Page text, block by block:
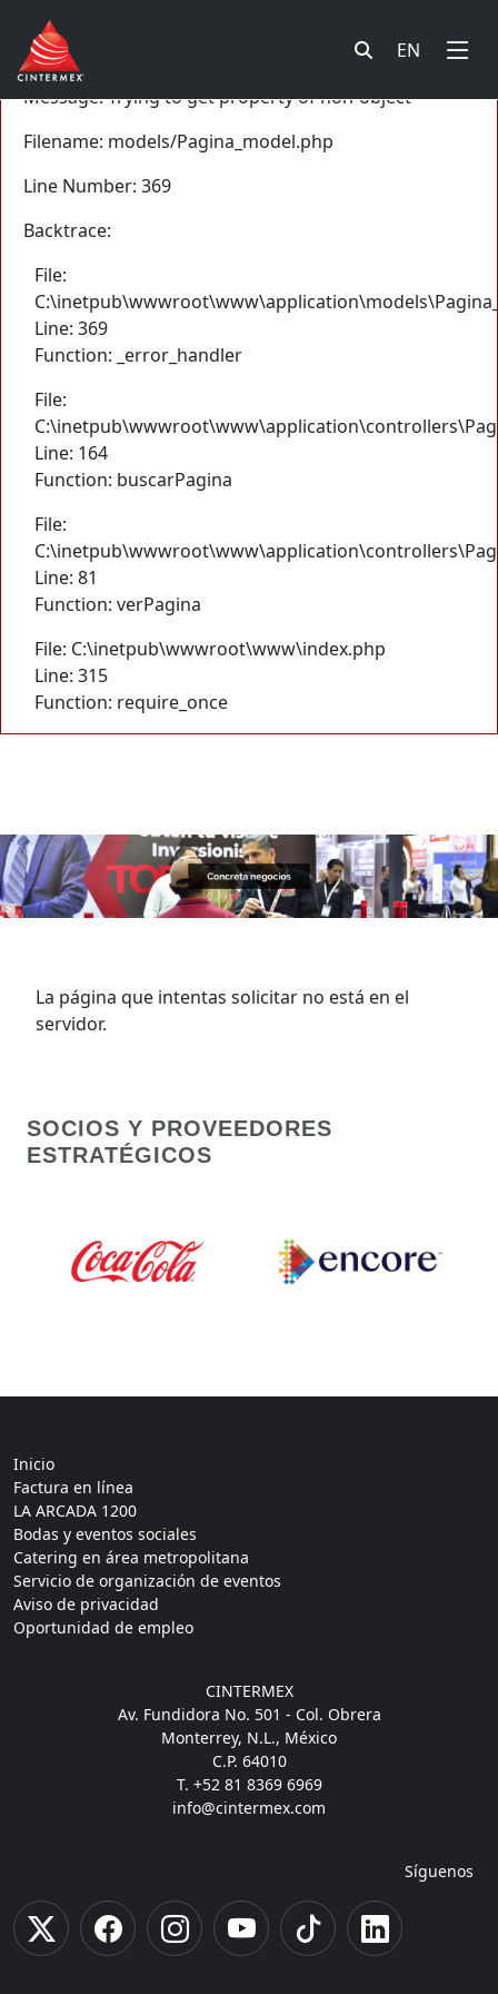
A PHP Error was encountered
Severity: Notice
Message: Trying to get property of non-object
Filename: models/Pagina_model.php
Line Number: 369
Backtrace:
File:
Line: 369
Function: _error_handler
File:
Line: 164
Function: buscarPagina
File:
Line: 81
Function: verPagina
File: C:\inetpub\wwwroot\www\index.php
Line: 315
Function: require_once
EN
La página que intentas solicitar no está en el
servidor.
SOCIOS Y PROVEEDORES
ESTRATÉGICOS
Inicio
Factura en línea
LA ARCADA 1200
Bodas y eventos sociales
Catering en área metropolitana
Servicio de organización de eventos
Aviso de privacidad
Oportunidad de empleo
CINTERMEX
Av. Fundidora No. 501 - Col. Obrera
Monterrey, N.L., México
C.P. 64010
T. +52 81 8369 6969
info@cintermex.com
Síguenos